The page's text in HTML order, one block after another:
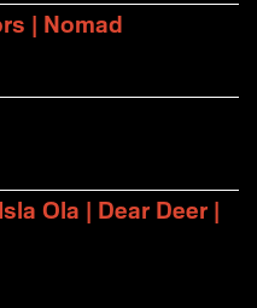
| Nomad
Ola | Dear Deer |